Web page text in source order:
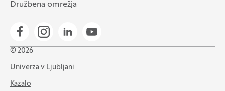
Družbena omrežja
Pojdi na našo Facebook stran
Pojdi na našo Instagram stran
Pojdi na Linkedin stran
Pojdi na YouTube stran
© 2026
Univerza v Ljubljani
Kazalo